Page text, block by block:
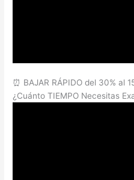
⏰ BAJAR RÁPIDO del 30% al
¿Cuánto TIEMPO Necesitas